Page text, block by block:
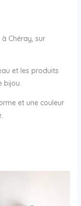
Chéray, sur
et les produits
bijou.
et une couleur